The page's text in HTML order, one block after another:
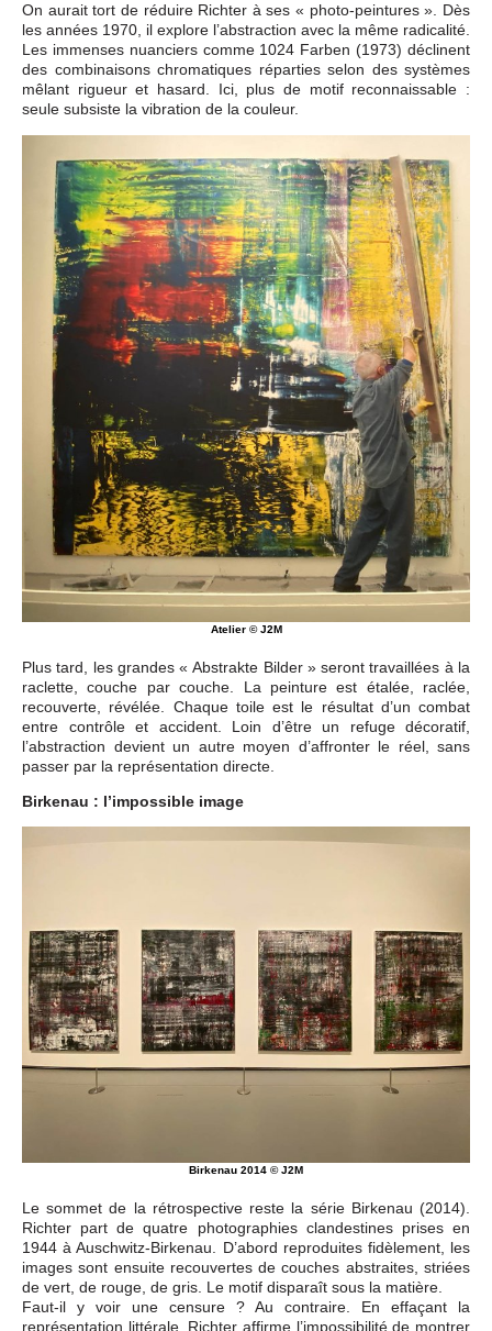
On aurait tort de réduire Richter à ses « photo-peintures ». Dès
les années 1970, il explore l’abstraction avec la même radicalité.
Les immenses nuanciers comme 1024 Farben (1973) déclinent
des combinaisons chromatiques réparties selon des systèmes
mêlant rigueur et hasard. Ici, plus de motif reconnaissable :
seule subsiste la vibration de la couleur.
Atelier © J2M
Plus tard, les grandes « Abstrakte Bilder » seront travaillées à la
raclette, couche par couche. La peinture est étalée, raclée,
recouverte, révélée. Chaque toile est le résultat d’un combat
entre contrôle et accident. Loin d’être un refuge décoratif,
l’abstraction devient un autre moyen d’affronter le réel, sans
passer par la représentation directe.
Birkenau : l’impossible image
Birkenau 2014 © J2M
Le sommet de la rétrospective reste la série Birkenau (2014).
Richter part de quatre photographies clandestines prises en
1944 à Auschwitz-Birkenau. D’abord reproduites fidèlement, les
images sont ensuite recouvertes de couches abstraites, striées
de vert, de rouge, de gris. Le motif disparaît sous la matière.
Faut-il y voir une censure ? Au contraire. En effaçant la
représentation littérale, Richter affirme l’impossibilité de montrer